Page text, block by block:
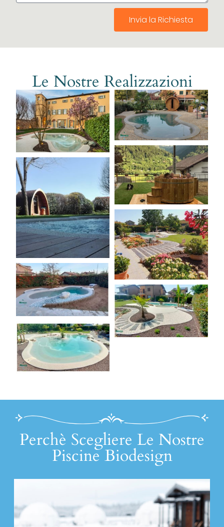
Invia la Richiesta
Le Nostre Realizzazioni
Perchè Scegliere Le Nostre
Piscine Biodesign